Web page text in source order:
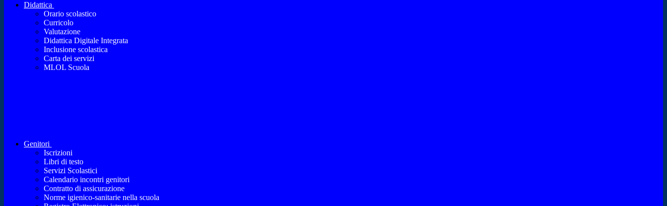
Didattica
Orario scolastico
Curricolo
Valutazione
Didattica Digitale Integrata
Inclusione scolastica
Carta dei servizi
MLOL Scuola
Genitori
Iscrizioni
Libri di testo
Servizi Scolastici
Calendario incontri genitori
Contratto di assicurazione
Norme igienico-sanitarie nella scuola